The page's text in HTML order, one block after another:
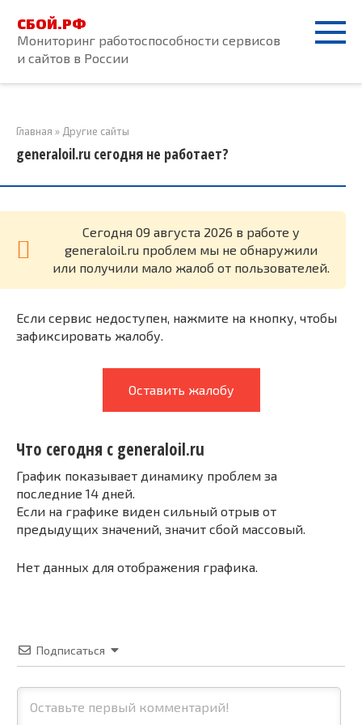
контенту
СБОЙ.РФ
Мониторинг работоспособности сервисов
и сайтов в России
Главная » Другие сайты
generaloil.ru сегодня не работает?
Cегодня 09 августа 2026 в работе у
generaloil.ru проблем мы не обнаружили
или получили мало жалоб от пользователей.
Если сервис недоступен, нажмите на кнопку, чтобы
зафиксировать жалобу.
Оставить жалобу
Что сегодня с generaloil.ru
График показывает динамику проблем за
последние 14 дней.
Если на графике виден сильный отрыв от
предыдущих значений, значит сбой массовый.
Нет данных для отображения графика.
Подписаться